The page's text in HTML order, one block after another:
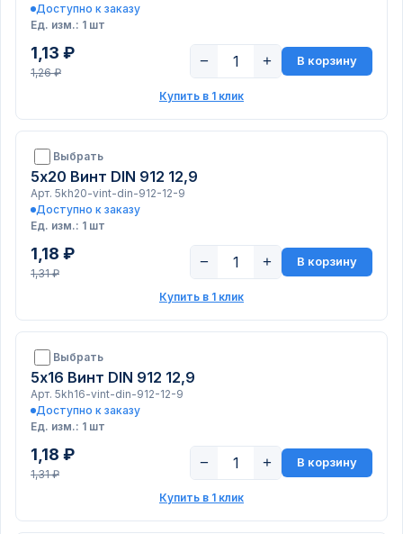
Доступно к заказу
Ед. изм.: 1 шт
1,13 ₽
1,26 ₽
− + В корзину
Купить в 1 клик
Выбрать
5х20 Винт DIN 912 12,9
Арт. 5kh20-vint-din-912-12-9
Доступно к заказу
Ед. изм.: 1 шт
1,18 ₽
1,31 ₽
− + В корзину
Купить в 1 клик
Выбрать
5х16 Винт DIN 912 12,9
Арт. 5kh16-vint-din-912-12-9
Доступно к заказу
Ед. изм.: 1 шт
1,18 ₽
1,31 ₽
− + В корзину
Купить в 1 клик